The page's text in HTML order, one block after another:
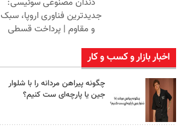
جدیدترین فناوری اروپا، سبک
و مقاوم | پرداخت قسطی
اخبار بازار و کسب و کار
چگونه پیراهن مردانه را با شلوار
جین یا پارچه‌ای ست کنیم؟